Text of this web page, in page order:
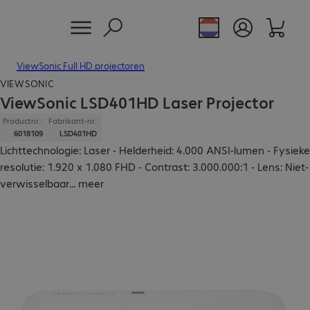
ViewSonic Full HD projectoren
VIEWSONIC
ViewSonic LSD401HD Laser Projector
Productnr.:
6018109
Fabrikant-nr.:
LSD401HD
Lichttechnologie: Laser - Helderheid: 4.000 ANSI-lumen - Fysieke
resolutie: 1.920 x 1.080 FHD - Contrast: 3.000.000:1 - Lens: Niet-
verwisselbaar... meer